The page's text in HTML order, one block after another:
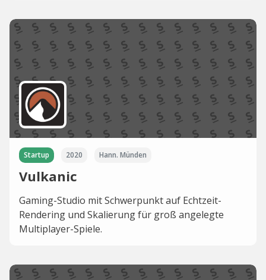
Startup 2020 Hann. Münden
Vulkanic
Gaming-Studio mit Schwerpunkt auf Echtzeit-
Rendering und Skalierung für groß angelegte
Multiplayer-Spiele.